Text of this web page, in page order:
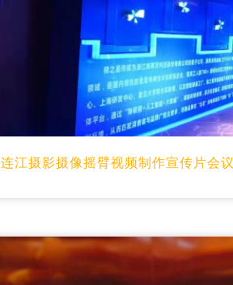
连江摄影摄像摇臂视频制作宣传片会